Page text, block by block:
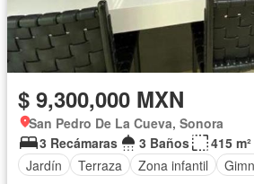
$ 9,300,000 MXN
San Pedro De La Cueva, Sonora
3 Recámaras
3 Baños
415 m²
Jardín
Terraza Zona infantil